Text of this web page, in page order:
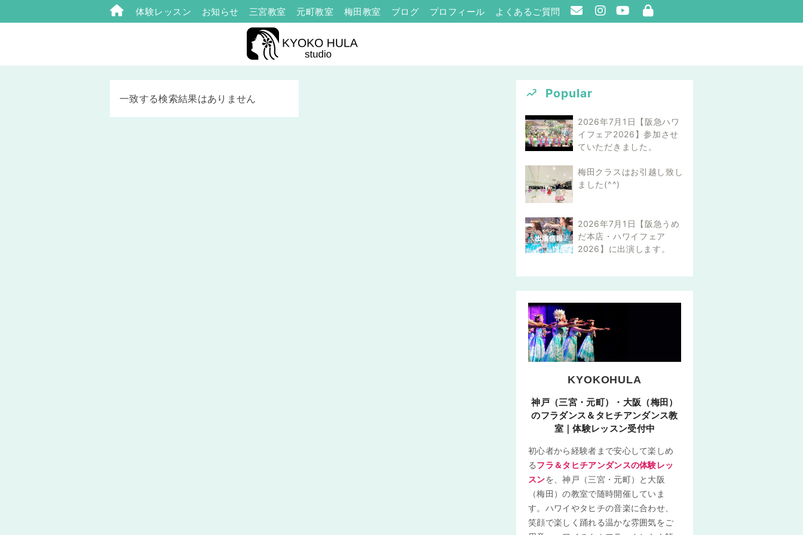
体験レッスン お知らせ 三宮教室 元町教室 梅田教室 ブログ プロフィール よくあるご質問
一致する検索結果はありません Popular
2026年7月1日【阪急ハワ
イフェア2026】参加させ
ていただきました。
梅田クラスはお引越し致し
ました(^^)
2026年7月1日【阪急うめ
だ本店・ハワイフェア
2026】に出演します。
KYOKOHULA
神戸（三宮・元町）・大阪（梅田）
のフラダンス＆タヒチアンダンス教
室｜体験レッスン受付中
初心者から経験者まで安心して楽しめ
るフラ＆タヒチアンダンスの体験レッ
スンを、神戸（三宮・元町）と大阪
（梅田）の教室で随時開催していま
す。ハワイやタヒチの音楽に合わせ、
笑顔で楽しく踊れる温かな雰囲気をご